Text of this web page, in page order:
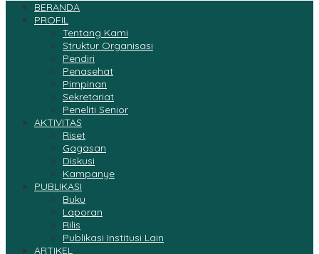
BERANDA
PROFIL
Tentang Kami
Struktur Organisasi
Pendiri
Penasehat
Pimpinan
Sekretariat
Peneliti Senior
AKTIVITAS
Riset
Gagasan
Diskusi
Kampanye
PUBLIKASI
Buku
Laporan
Rilis
Publikasi Institusi Lain
ARTIKEL